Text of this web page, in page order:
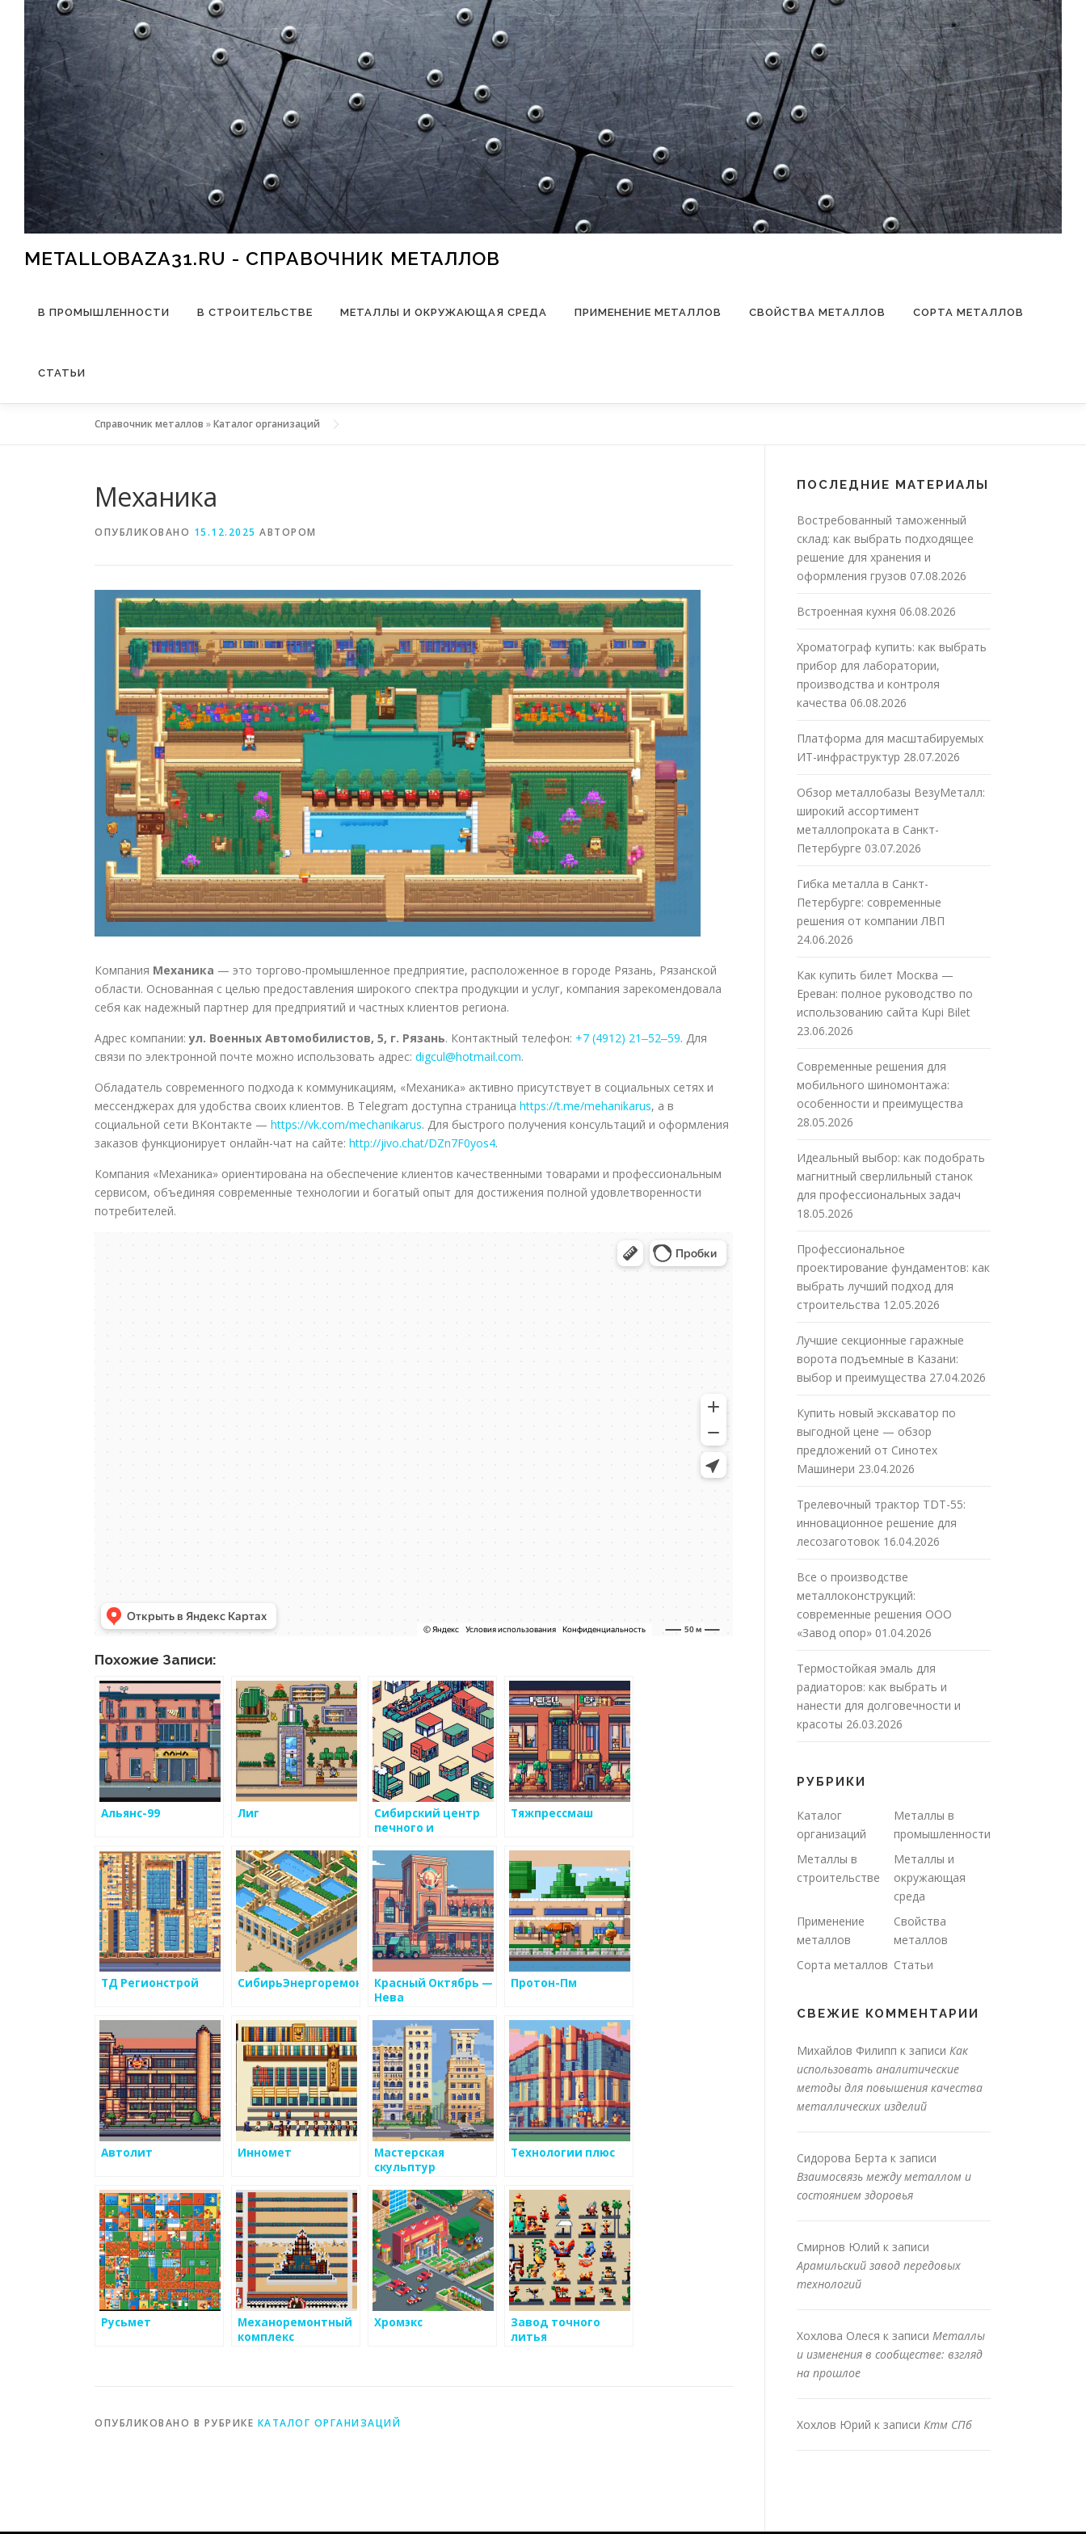
Перейти к содержимому
METALLOBAZA31.RU - СПРАВОЧНИК МЕТАЛЛОВ
В ПРОМЫШЛЕННОСТИ В СТРОИТЕЛЬСТВЕ МЕТАЛЛЫ И ОКРУЖАЮЩАЯ СРЕДА ПРИМЕНЕНИЕ МЕТАЛЛОВ СВОЙСТВА МЕТАЛЛОВ СОРТА МЕТАЛЛОВ
СТАТЬИ
Справочник металлов »Каталог организаций
Механика
ОПУБЛИКОВАНО 15.12.2025 АВТОРОМ
Компания Механика — это торгово-промышленное предприятие, расположенное в городе Рязань, Рязанской
области. Основанная с целью предоставления широкого спектра продукции и услуг, компания зарекомендовала
себя как надежный партнер для предприятий и частных клиентов региона.
Адрес компании:ул. Военных Автомобилистов, 5, г. Рязань. Контактный телефон: +7 (4912) 21‒52‒59. Для
связи по электронной почте можно использовать адрес: digcul@hotmail.com.
Обладатель современного подхода к коммуникациям, «Механика» активно присутствует в социальных сетях и
мессенджерах для удобства своих клиентов. В Telegram доступна страница https://t.me/mehanikarus, а в
социальной сети ВКонтакте — https://vk.com/mechanikarus. Для быстрого получения консультаций и оформления
заказов функционирует онлайн-чат на сайте: http://jivo.chat/DZn7F0yos4.
Компания «Механика» ориентирована на обеспечение клиентов качественными товарами и профессиональным
сервисом, объединяя современные технологии и богатый опыт для достижения полной удовлетворенности
потребителей.
Похожие Записи:
Альянс-99 Лиг
Сибирский центр
печного и
Тяжпрессмаш
ТД Регионстрой СибирьЭнергоремонт
Красный Октябрь —
Нева
Протон-Пм
Автолит Инномет
Мастерская
скульптур
Руковишникова
Технологии плюс
Русьмет
Механоремонтный
комплекс
Хромэкс
Завод точного
литья
ОПУБЛИКОВАНО В РУБРИКЕ КАТАЛОГ ОРГАНИЗАЦИЙ
ПОСЛЕДНИЕ МАТЕРИАЛЫ
Востребованный таможенный
склад: как выбрать подходящее
решение для хранения и
оформления грузов 07.08.2026
Встроенная кухня 06.08.2026
Хроматограф купить: как выбрать
прибор для лаборатории,
производства и контроля
качества 06.08.2026
Платформа для масштабируемых
ИТ-инфраструктур 28.07.2026
Обзор металлобазы ВезуМеталл:
широкий ассортимент
металлопроката в Санкт-
Петербурге 03.07.2026
Гибка металла в Санкт-
Петербурге: современные
решения от компании ЛВП
24.06.2026
Как купить билет Москва —
Ереван: полное руководство по
использованию сайта Kupi Bilet
23.06.2026
Современные решения для
мобильного шиномонтажа:
особенности и преимущества
28.05.2026
Идеальный выбор: как подобрать
магнитный сверлильный станок
для профессиональных задач
18.05.2026
Профессиональное
проектирование фундаментов: как
выбрать лучший подход для
строительства 12.05.2026
Лучшие секционные гаражные
ворота подъемные в Казани:
выбор и преимущества 27.04.2026
Купить новый экскаватор по
выгодной цене — обзор
предложений от Синотех
Машинери 23.04.2026
Трелевочный трактор TDT-55:
инновационное решение для
лесозаготовок 16.04.2026
Все о производстве
металлоконструкций:
современные решения ООО
«Завод опор» 01.04.2026
Термостойкая эмаль для
радиаторов: как выбрать и
нанести для долговечности и
красоты 26.03.2026
РУБРИКИ
Каталог
организаций
Металлы в
промышленности
Металлы в
строительстве
Металлы и
окружающая
среда
Применение
металлов
Свойства
металлов
Сорта металлов Статьи
СВЕЖИЕ КОММЕНТАРИИ
Михайлов Филипп к записи Как
использовать аналитические
методы для повышения качества
металлических изделий
Сидорова Берта к записи
Взаимосвязь между металлом и
состоянием здоровья
Смирнов Юлий к записи
Арамильский завод передовых
технологий
Хохлова Олеся к записи Металлы
и изменения в сообществе: взгляд
на прошлое
Хохлов Юрий к записи Ктм СПб